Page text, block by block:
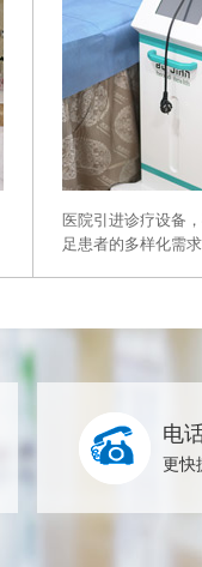
医院引进诊疗设备
足患者的多样化需求
电
更快